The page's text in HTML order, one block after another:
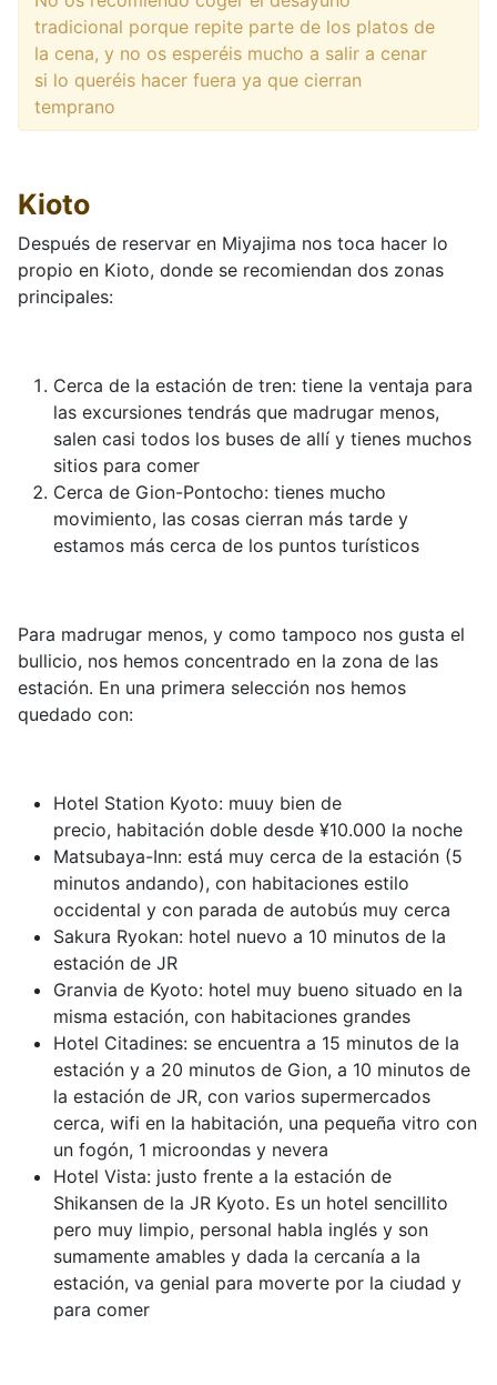
tradicional porque repite parte de los platos de
la cena, y no os esperéis mucho a salir a cenar
si lo queréis hacer fuera ya que cierran
temprano
Kioto
Después de reservar en Miyajima nos toca hacer lo
propio en Kioto, donde se recomiendan dos zonas
principales:
Cerca de la estación de tren: tiene la ventaja para
las excursiones tendrás que madrugar menos,
salen casi todos los buses de allí y tienes muchos
sitios para comer
Cerca de Gion-Pontocho: tienes mucho
movimiento, las cosas cierran más tarde y
estamos más cerca de los puntos turísticos
Para madrugar menos, y como tampoco nos gusta el
bullicio, nos hemos concentrado en la zona de las
estación. En una primera selección nos hemos
quedado con:
Hotel Station Kyoto: muuy bien de
precio, habitación doble desde ¥10.000 la noche
Matsubaya-Inn: está muy cerca de la estación (5
minutos andando), con habitaciones estilo
occidental y con parada de autobús muy cerca
Sakura Ryokan: hotel nuevo a 10 minutos de la
estación de JR
Granvia de Kyoto: hotel muy bueno situado en la
misma estación, con habitaciones grandes
Hotel Citadines: se encuentra a 15 minutos de la
estación y a 20 minutos de Gion, a 10 minutos de
la estación de JR, con varios supermercados
cerca, wifi en la habitación, una pequeña vitro con
un fogón, 1 microondas y nevera
Hotel Vista: justo frente a la estación de
Shikansen de la JR Kyoto. Es un hotel sencillito
pero muy limpio, personal habla inglés y son
sumamente amables y dada la cercanía a la
estación, va genial para moverte por la ciudad y
para comer